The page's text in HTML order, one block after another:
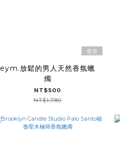
售完
eym.放鬆的男人天然香氛蠟
燭
NT$500
NT$1,780